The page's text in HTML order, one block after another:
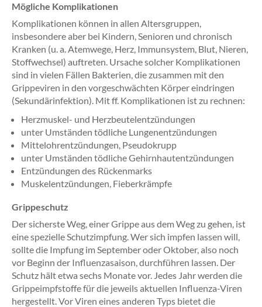
Mögliche Komplikationen
Komplikationen können in allen Altersgruppen,
insbesondere aber bei Kindern, Senioren und chronisch
Kranken (u. a. Atemwege, Herz, Immunsystem, Blut, Nieren,
Stoffwechsel) auftreten. Ursache solcher Komplikationen
sind in vielen Fällen Bakterien, die zusammen mit den
Grippeviren in den vorgeschwächten Körper eindringen
(Sekundärinfektion). Mit ff. Komplikationen ist zu rechnen:
Herzmuskel- und Herzbeutelentzündungen
unter Umständen tödliche Lungenentzündungen
Mittelohrentzündungen, Pseudokrupp
unter Umständen tödliche Gehirnhautentzündungen
Entzündungen des Rückenmarks
Muskelentzündungen, Fieberkrämpfe
Grippeschutz
Der sicherste Weg, einer Grippe aus dem Weg zu gehen, ist
eine spezielle Schutzimpfung. Wer sich impfen lassen will,
sollte die Impfung im September oder Oktober, also noch
vor Beginn der Influenzasaison, durchführen lassen. Der
Schutz hält etwa sechs Monate vor. Jedes Jahr werden die
Grippeimpfstoffe für die jeweils aktuellen Influenza-Viren
hergestellt. Vor Viren eines anderen Typs bietet die